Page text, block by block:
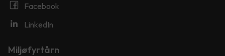
Facebook
LinkedIn
Miljøfyrtårn